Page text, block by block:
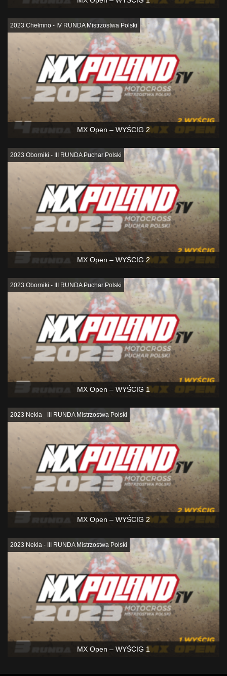
MX Open – WYŚCIG 2
2023 Chełmno - IV RUNDA Mistrzostwa Polski
MX Open – WYŚCIG 2
2023 Oborniki - III RUNDA Puchar Polski
MX Open – WYŚCIG 1
2023 Oborniki - III RUNDA Puchar Polski
MX Open – WYŚCIG 2
2023 Nekla - III RUNDA Mistrzostwa Polski
MX Open – WYŚCIG 1
2023 Nekla - III RUNDA Mistrzostwa Polski